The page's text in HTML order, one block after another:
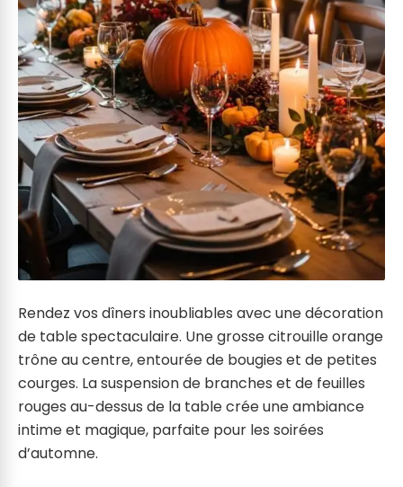
Rendez vos dîners inoubliables avec une décoration
de table spectaculaire. Une grosse citrouille orange
trône au centre, entourée de bougies et de petites
courges. La suspension de branches et de feuilles
rouges au-dessus de la table crée une ambiance
intime et magique, parfaite pour les soirées
d’automne.